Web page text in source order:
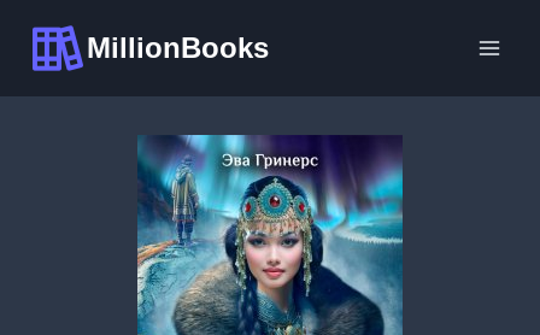
содержимому
MillionBooks